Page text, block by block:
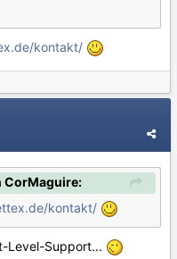
kontakt/
CorMaguire:
kontakt/
Level-Support...